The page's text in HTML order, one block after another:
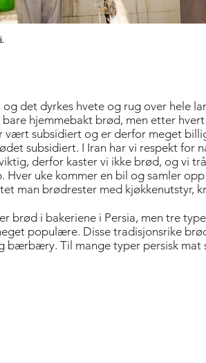
det dyrkes hvete og rug over hele
bare hjemmebakt brød, men etter
vært subsidiert og er derfor meget
subsidiert. I Iran har vi respekt for
derfor kaster vi ikke brød, og vi
Hver uke kommer en bil og samler
man brødrester med kjøkkenutstyr,
brød i bakeriene i Persia, men tre
populære. Disse tradisjonsrike
bærbæry. Til mange typer persisk